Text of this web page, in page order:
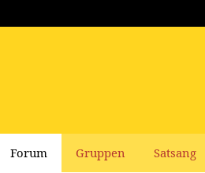
Forum Gruppen Satsang